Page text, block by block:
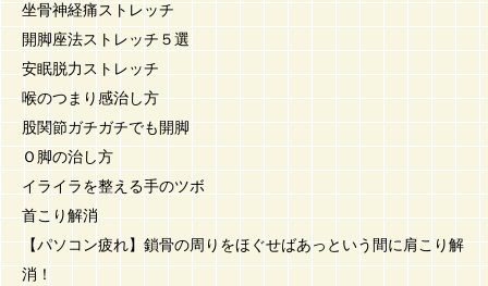
坐骨神経痛ストレッチ
開脚座法ストレッチ５選
安眠脱力ストレッチ
喉のつまり感治し方
股関節ガチガチでも開脚
Ｏ脚の治し方
イライラを整える手のツボ
首こり解消
【パソコン疲れ】鎖骨の周りをほぐせばあっという間に肩こり解
消！